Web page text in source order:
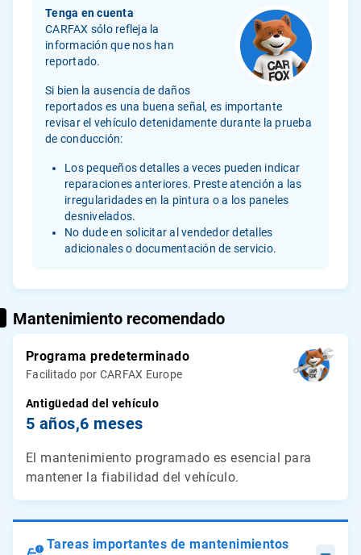
Tenga en cuenta
CARFAX sólo refleja la
información que nos han
reportado.
Si bien la ausencia de daños
reportados es una buena señal, es importante
revisar el vehículo detenidamente durante la prueba
de conducción:
Los pequeños detalles a veces pueden indicar
reparaciones anteriores. Preste atención a las
irregularidades en la pintura o a los paneles
desnivelados.
No dude en solicitar al vendedor detalles
adicionales o documentación de servicio.
Mantenimiento recomendado
Programa predeterminado
Facilitado por CARFAX Europe
Antigüedad del vehículo
5 años,6 meses
El mantenimiento programado es esencial para
mantener la fiabilidad del vehículo.
Tareas importantes de mantenimientos